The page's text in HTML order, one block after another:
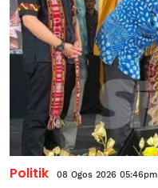
Politik 08 Ogos 2026 05:46pm